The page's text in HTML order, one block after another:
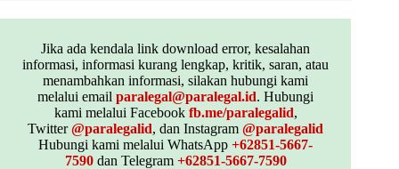
Jika ada kendala link download error, kesalahan
informasi, informasi kurang lengkap, kritik, saran, atau
menambahkan informasi, silakan hubungi kami
melalui emailparalegal@paralegal.id. Hubungi
kami melalui Facebook fb.me/paralegalid,
Twitter@paralegalid, dan Instagram@paralegalid
Hubungi kami melalui WhatsApp+62851-5667-
7590dan Telegram +62851-5667-7590